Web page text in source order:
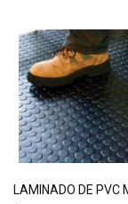
LAMINADO DE PVC